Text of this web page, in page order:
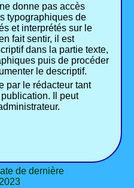
donne pas accès
typographiques de
et interprétés sur le
fait sentir, il est
dans la partie texte,
puis de procéder
le descriptif.
par le rédacteur tant
publication. Il peut
de dernière